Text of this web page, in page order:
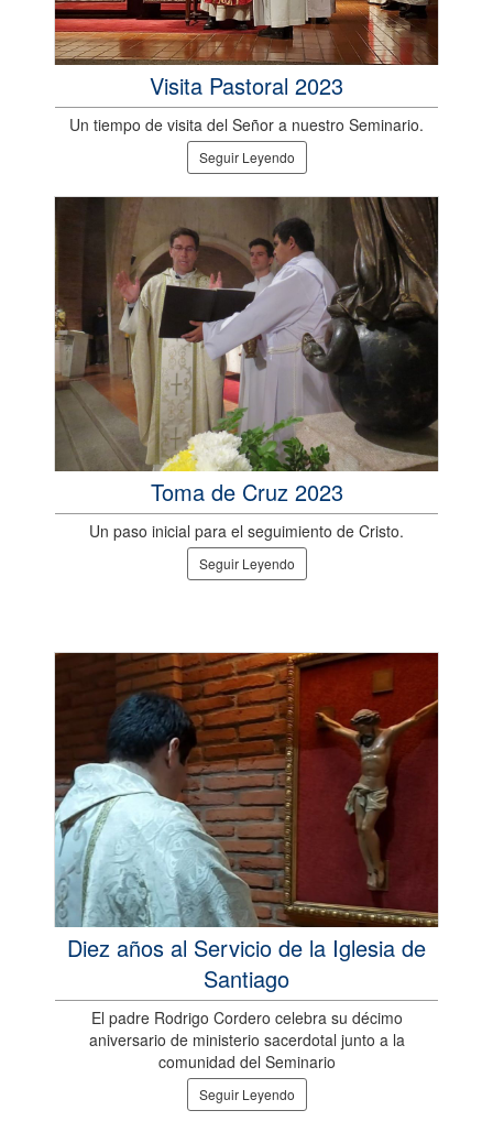
Visita Pastoral 2023
Un tiempo de visita del Señor a nuestro Seminario.
Seguir Leyendo
Toma de Cruz 2023
Un paso inicial para el seguimiento de Cristo.
Seguir Leyendo
Diez años al Servicio de la Iglesia de
Santiago
El padre Rodrigo Cordero celebra su décimo
aniversario de ministerio sacerdotal junto a la
comunidad del Seminario
Seguir Leyendo